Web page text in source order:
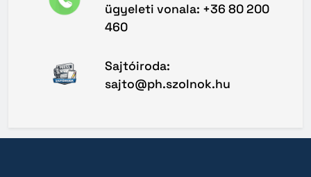
ügyeleti vonala: +36 80 200
460
Sajtóiroda:
sajto@ph.szolnok.hu